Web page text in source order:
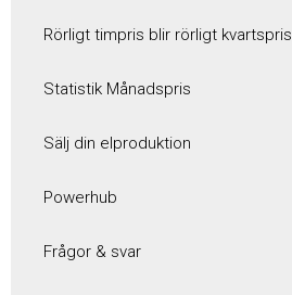
Rörligt timpris blir rörligt kvartspris
Statistik Månadspris
Sälj din elproduktion
Powerhub
Frågor & svar